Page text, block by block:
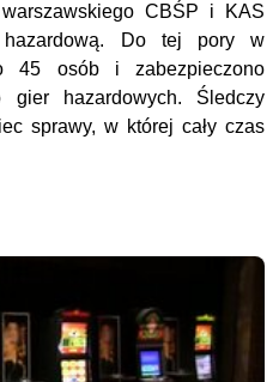
CBŚP i KAS
hazardową. Do tej pory w
45 osób i zabezpieczono
hazardowych. Śledczy
sprawy, w której cały czas